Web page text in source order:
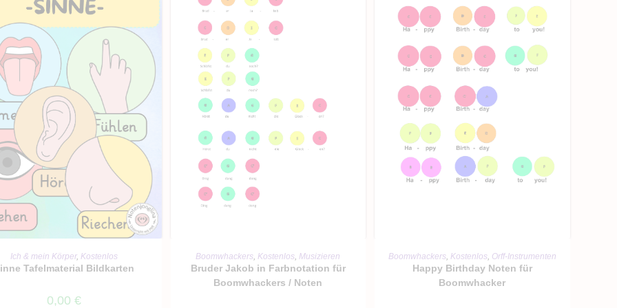
IN DEN WARENKORB
Ich & mein Körper,Kostenlos
Tafelmaterial Bildkarten
0,00€
IN DEN WARENKORB
Boomwhackers,Kostenlos,Musizieren
Bruder Jakob in Farbnotation für
Boomwhackers / Noten
IN DEN WARENKORB
Boomwhackers, Kostenlos, Orff-Instrumenten
Happy Birthday Noten für
Boomwhacker